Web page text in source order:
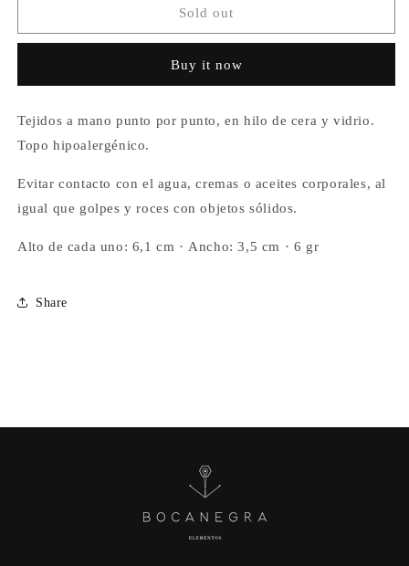
Aforismo
Aforismo
Sold out
Buy it now
Tejidos a mano punto por punto, en hilo de cera y vidrio.
Topo hipoalergénico.
Evitar contacto con el agua, cremas o aceites corporales, al
igual que golpes y roces con objetos sólidos.
Alto de cada uno: 6,1 cm · Ancho: 3,5 cm · 6 gr
Share